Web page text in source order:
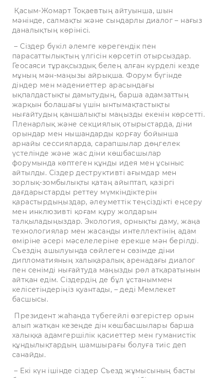
Қасым-Жомарт Тоқаевтың айтуынша, шын
мәнінде, салмақты және сындарлы диалог – нағыз
даналықтың көрінісі.
– Сіздер бүкіл әлемге көрегендік пен
парасаттылықтың үлгісін көрсетіп отырсыздар.
Геосаяси тұрақсыздық белең алған күрделі кезде
мұның мән-маңызы айрықша. Форум бүгінде
діндер мен мәдениеттер арасындағы
ықпалдастықты дамытудың, барша адамзаттың
жарқын болашағы үшін ынтымақтастықты
нығайтудың қаншалықты маңызды екенін көрсетті.
Пленарлық және секциялық отырыстарда, діни
орындар мен нышандарды қорғау бойынша
арнайы сессияларда, сарапшылар дөңгелек
үстелінде және жас діни көшбасшылар
форумында көптеген құнды идея мен ұсыныс
айтылды. Сіздер деструктивті ағымдар мен
зорлық-зомбылықты қатаң айыптап, қазіргі
дағдарыстарды реттеу мүмкіндіктерін
қарастырдыңыздар, әлеуметтік теңсіздікті еңсеру
мен инклюзивті қоғам құру жолдарын
талқыладыңыздар. Экология, орнықты даму, жаңа
технологиялар мен жасанды интеллектінің адам
өміріне әсері мәселелеріне ерекше мән берілді.
Съездің ашылуында сөйлеген сөзімде діни
дипломатияның халықаралық аренадағы диалог
пен сенімді нығайтуда маңызды рөл атқаратынын
айтқан едім. Сіздердің де бұл ұстаныммен
келісетіндеріңіз қуантады, – деді Мемлекет
басшысы.
Президент жаһанда түбегейлі өзгерістер орын
алып жатқан кезеңде дін көшбасшылары барша
халыққа адамгершілік қасиеттер мен гуманистік
құндылықтардың шамшырағы болуға тиіс деп
санайды.
– Екі күн ішінде сіздер Съезд жұмысының басты